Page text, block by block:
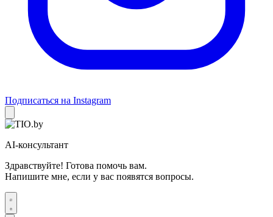
Подписаться на Instagram
AI-консультант
Здравствуйте! Готова помочь вам.
Напишите мне, если у вас появятся вопросы.